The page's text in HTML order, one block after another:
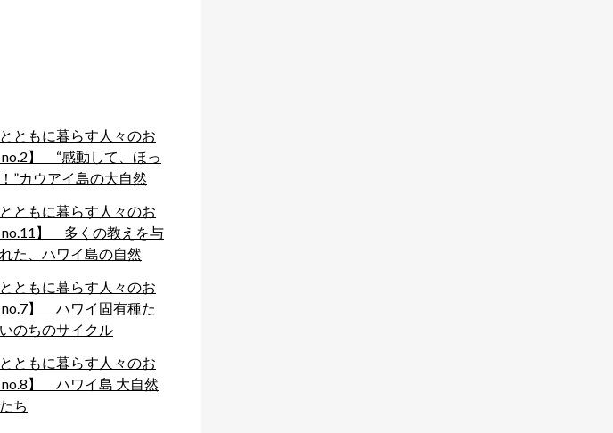
とともに暮らす人々のお
no.2】 “感動して、ほっ
”カウアイ島の大自然
とともに暮らす人々のお
no.11】 多くの教えを与
た、ハワイ島の自然
とともに暮らす人々のお
no.7】 ハワイ固有種た
のちのサイクル
とともに暮らす人々のお
no.8】 ハワイ島 大自然
ち